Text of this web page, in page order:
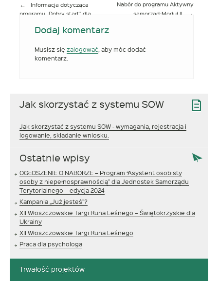
Nawigacja
wpisu
Informacja dotycząca
programu „Dobry start” dla
usamodzielnianych w
rodziny i systemie pieczy
zastępczej
Nabór do programu Aktywny
samorząd-Moduł II
Dodaj komentarz
Musisz się zalogować , aby móc dodać
komentarz.
Jak skorzystać z systemu SOW
Jak skorzystać z systemu SOW - wymagania, rejestracja i
logowanie, składanie wniosku.
Ostatnie wpisy
OGŁOSZENIE O NABORZE – Program “Asystent osobisty
osoby z niepełnosprawnością” dla Jednostek Samorządu
Terytorialnego – edycja 2024
Kampania „Już jesteś”?
XII Włoszczowskie Targi Runa Leśnego – Świętokrzyskie dla
Ukrainy
XII Włoszczowskie Targi Runa Leśnego
Praca dla psychologa
Trwałość projektów